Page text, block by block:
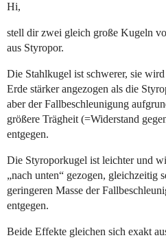
Hi,
stell dir zwei gleich große Kugeln
aus Styropor.
Die Stahlkugel ist schwerer, sie
Erde stärker angezogen als die
aber der Fallbeschleunigung
größere Trägheit (=Widerstand
entgegen.
Die Styroporkugel ist leichter und
„nach unten“ gezogen, gleichzeitig
geringeren Masse der
entgegen.
Beide Effekte gleichen sich exakt